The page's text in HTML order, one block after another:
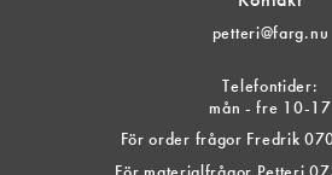
petteri@farg.nu
Telefontider:
mån - fre 10-17
För order frågor Fredrik